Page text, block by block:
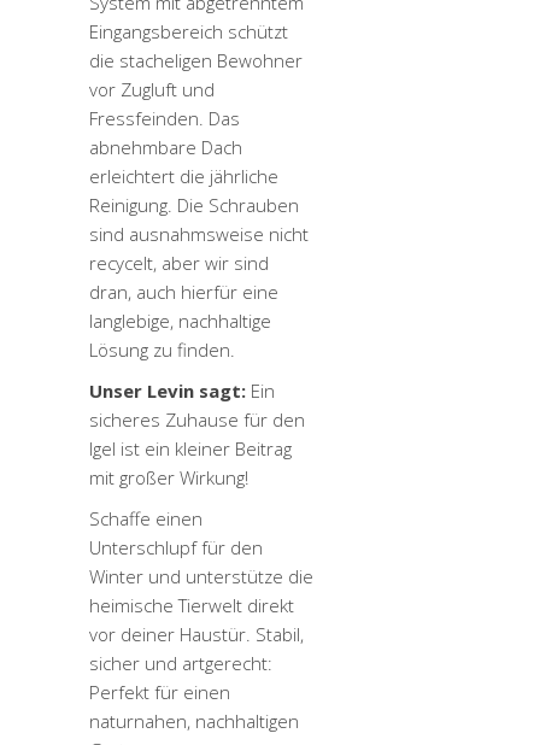
Eingangsbereich schützt
die stacheligen Bewohner
vor Zugluft und
Fressfeinden. Das
abnehmbare Dach
erleichtert die jährliche
Reinigung. Die Schrauben
sind ausnahmsweise nicht
recycelt, aber wir sind
dran, auch hierfür eine
langlebige, nachhaltige
Lösung zu finden.
Unser Levin sagt: Ein
sicheres Zuhause für den
Igel ist ein kleiner Beitrag
mit großer Wirkung!
Schaffe einen
Unterschlupf für den
Winter und unterstütze die
heimische Tierwelt direkt
vor deiner Haustür. Stabil,
sicher und artgerecht:
Perfekt für einen
naturnahen, nachhaltigen